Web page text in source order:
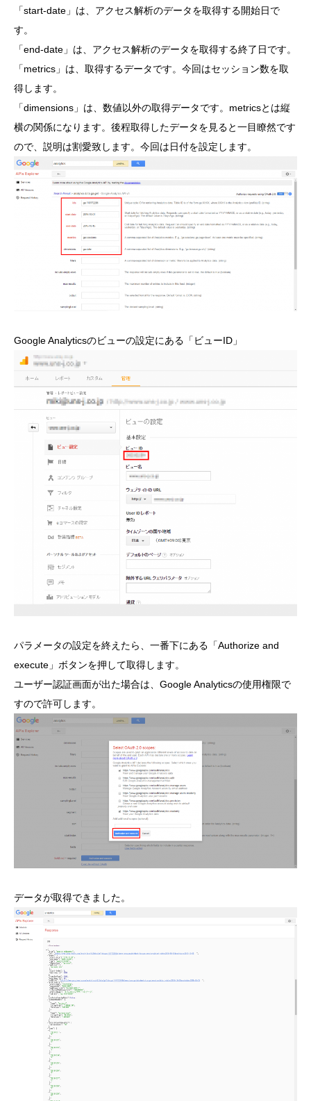
「start-date」は、アクセス解析のデータを取得する開始日で
す。
「end-date」は、アクセス解析のデータを取得する終了日です。
「metrics」は、取得するデータです。今回はセッション数を取
得します。
「dimensions」は、数値以外の取得データです。metricsとは縦
横の関係になります。後程取得したデータを見ると一目瞭然です
ので、説明は割愛致します。今回は日付を設定します。
Google Analyticsのビューの設定にある「ビューID」
パラメータの設定を終えたら、一番下にある「Authorize and
execute」ボタンを押して取得します。
ユーザー認証画面が出た場合は、Google Analyticsの使用権限で
すので許可します。
データが取得できました。